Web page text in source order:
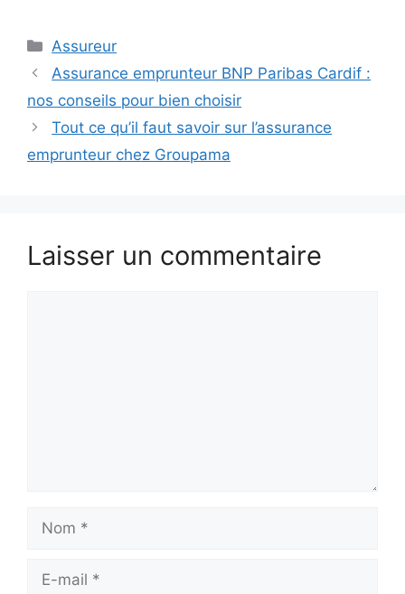
Catégories
Assureur
Assurance emprunteur BNP Paribas Cardif :
nos conseils pour bien choisir
Tout ce qu’il faut savoir sur l’assurance
emprunteur chez Groupama
Laisser un commentaire
Nom